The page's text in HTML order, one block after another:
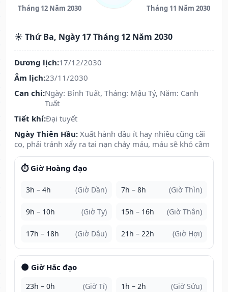
Tháng 12 Năm 2030 Tháng 11 Năm 2030
☀️ Thứ Ba, Ngày 17 Tháng 12 Năm 2030
Dương lịch:17/12/2030
Âm lịch:23/11/2030
Can chi:Ngày: Bính Tuất, Tháng: Mậu Tý, Năm: Canh
Tuất
Tiết khí:Đại tuyết
Ngày Thiên Hầu: Xuất hành dầu ít hay nhiều cũng cãi
cọ, phải tránh xẩy ra tai nạn chảy máu, máu sẽ khó cầm
⏱️ Giờ Hoàng đạo
3h – 4h (Giờ Dần) 7h – 8h (Giờ Thìn)
9h – 10h (Giờ Tỵ) 15h – 16h (Giờ Thân)
17h – 18h (Giờ Dậu) 21h – 22h (Giờ Hợi)
🌑 Giờ Hắc đạo
23h – 0h (Giờ Tí) 1h – 2h (Giờ Sửu)